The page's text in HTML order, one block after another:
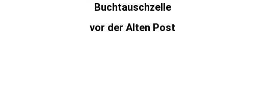
Buchtauschzelle
vor der Alten Post